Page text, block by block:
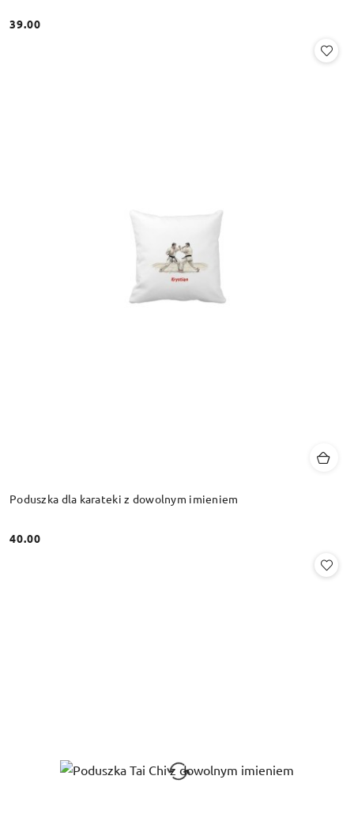
Cena:
39.00
Poduszka dla karateki z dowolnym imieniem
Cena:
40.00